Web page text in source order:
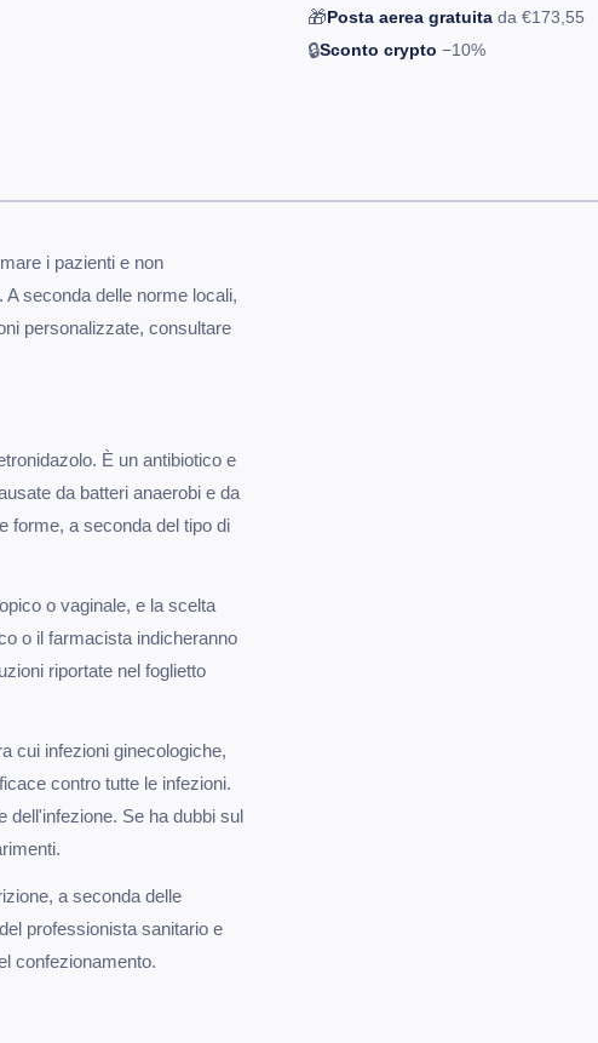
🎁Posta aerea gratuita da €173,55
🔒Sconto crypto −10%
i pazienti e non
seconda delle norme locali,
personalizzate, consultare
È un antibiotico e
da batteri anaerobi e da
forme, a seconda del tipo di
o vaginale, e la scelta
o il farmacista indicheranno
riportate nel foglietto
cui infezioni ginecologiche,
contro tutte le infezioni.
dell'infezione. Se ha dubbi sul
a seconda delle
professionista sanitario e
confezionamento.